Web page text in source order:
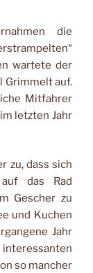
die
wartete der
Grimmelt auf.
Mitfahrer
letzten Jahr
zu, dass sich
das Rad
Gescher zu
und Kuchen
Jahr
so mancher